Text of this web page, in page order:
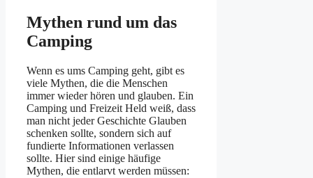
Mythen rund um das
Camping
Wenn es ums Camping geht, gibt es
viele Mythen, die die Menschen
immer wieder hören und glauben. Ein
Camping und Freizeit Held weiß, dass
man nicht jeder Geschichte Glauben
schenken sollte, sondern sich auf
fundierte Informationen verlassen
sollte. Hier sind einige häufige
Mythen, die entlarvt werden müssen: